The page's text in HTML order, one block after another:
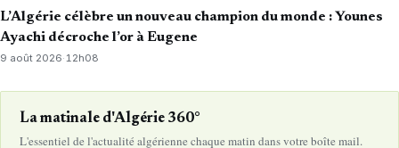
L’Algérie célèbre un nouveau champion du monde : Younes
Ayachi décroche l’or à Eugene
9 août 2026·12h08
La matinale d'Algérie 360°
L'essentiel de l'actualité algérienne chaque matin dans votre boîte mail.